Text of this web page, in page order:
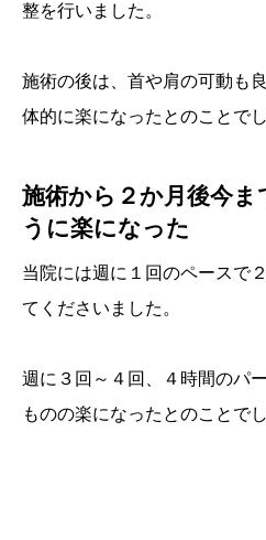
整を行いました。
施術の後は、首や肩の可動も
体的に楽になったとのことでし
施術から２か月後今
うに楽になった
当院には週に１回のペースで
てくださいました。
週に３回～４回、４時間のパ
ものの楽になったとのことでし